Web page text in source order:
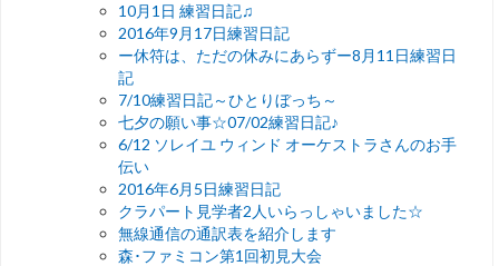
10月1日 練習日記♫
2016年9月17日練習日記
ー休符は、ただの休みにあらずー8月11日練習日
記
7/10練習日記～ひとりぼっち～
七夕の願い事☆07/02練習日記♪
6/12 ソレイユ ウィンド オーケストラさんのお手
伝い
2016年6月5日練習日記
クラパート見学者2人いらっしゃいました☆
無線通信の通訳表を紹介します
森･ファミコン第1回初見大会